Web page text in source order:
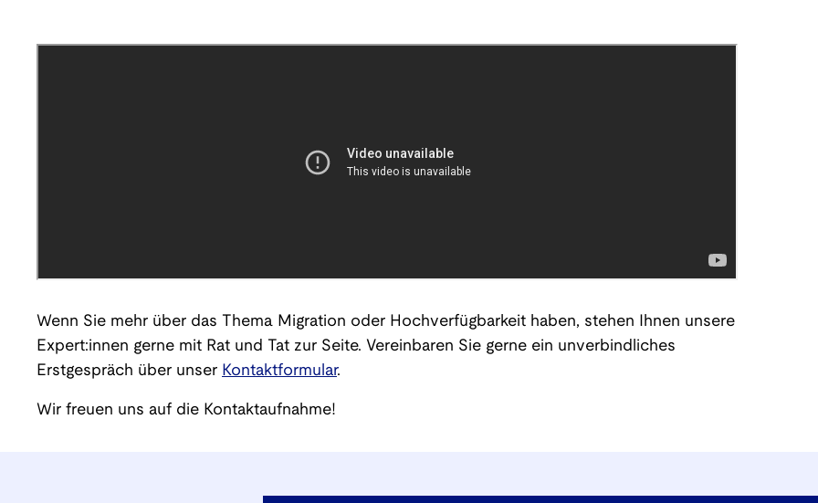
Wenn Sie mehr über das Thema Migration oder Hochverfügbarkeit haben, stehen Ihnen unsere
Expert:innen gerne mit Rat und Tat zur Seite. Vereinbaren Sie gerne ein unverbindliches
Erstgespräch über unser Kontaktformular.
Wir freuen uns auf die Kontaktaufnahme!